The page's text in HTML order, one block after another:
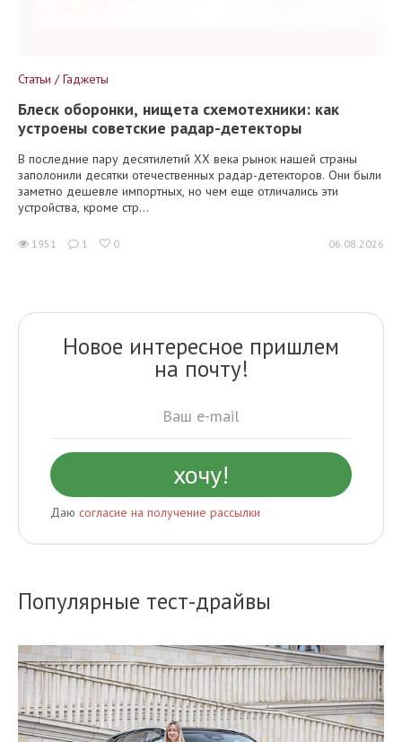
Статьи / Гаджеты
Блеск оборонки, нищета схемотехники: как
устроены советские радар-детекторы
В последние пару десятилетий XX века рынок нашей страны
заполонили десятки отечественных радар-детекторов. Они были
заметно дешевле импортных, но чем еще отличались эти
устройства, кроме стр...
1951 1 0 06.08.2026
Новое интересное пришлем
на почту!
Даю согласие на получение рассылки
Популярные тест-драйвы